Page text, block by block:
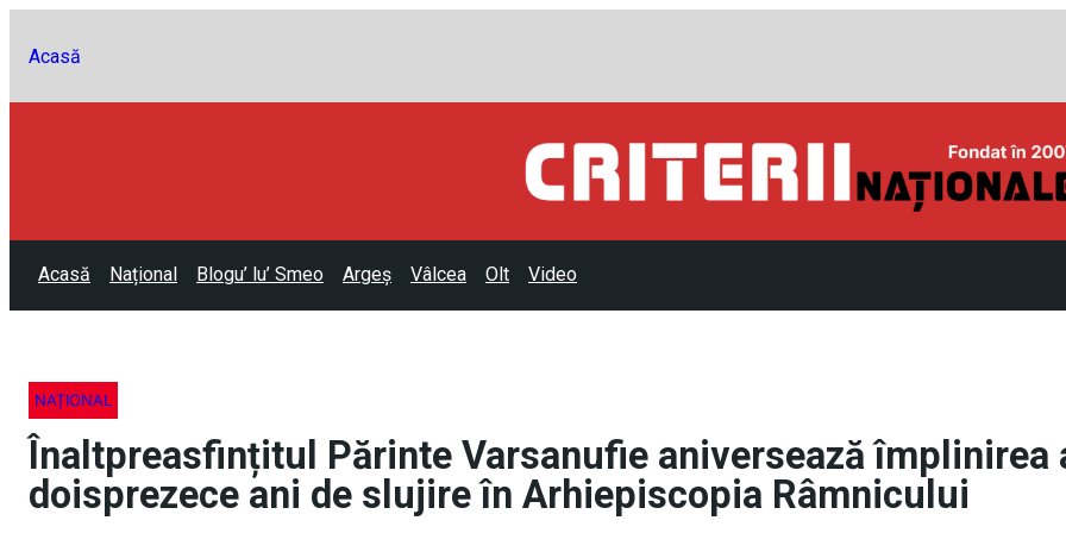
Acasă
Acasă Național Blogu’ lu’ Smeo Argeș Vâlcea Olt Video
NAȚIONAL
Înaltpreasfințitul Părinte Varsanufie aniversează împlinirea
doisprezece ani de slujire în Arhiepiscopia Râmnicului